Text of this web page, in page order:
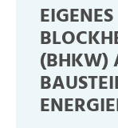
EIGENES
(BHKW)